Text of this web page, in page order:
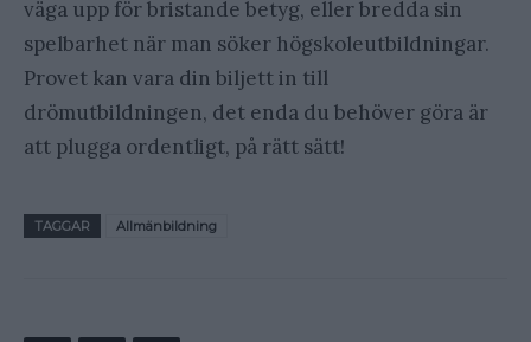
väga upp för bristande betyg, eller bredda sin
spelbarhet när man söker högskoleutbildningar.
Provet kan vara din biljett in till
drömutbildningen, det enda du behöver göra är
att plugga ordentligt, på rätt sätt!
TAGGAR Allmänbildning